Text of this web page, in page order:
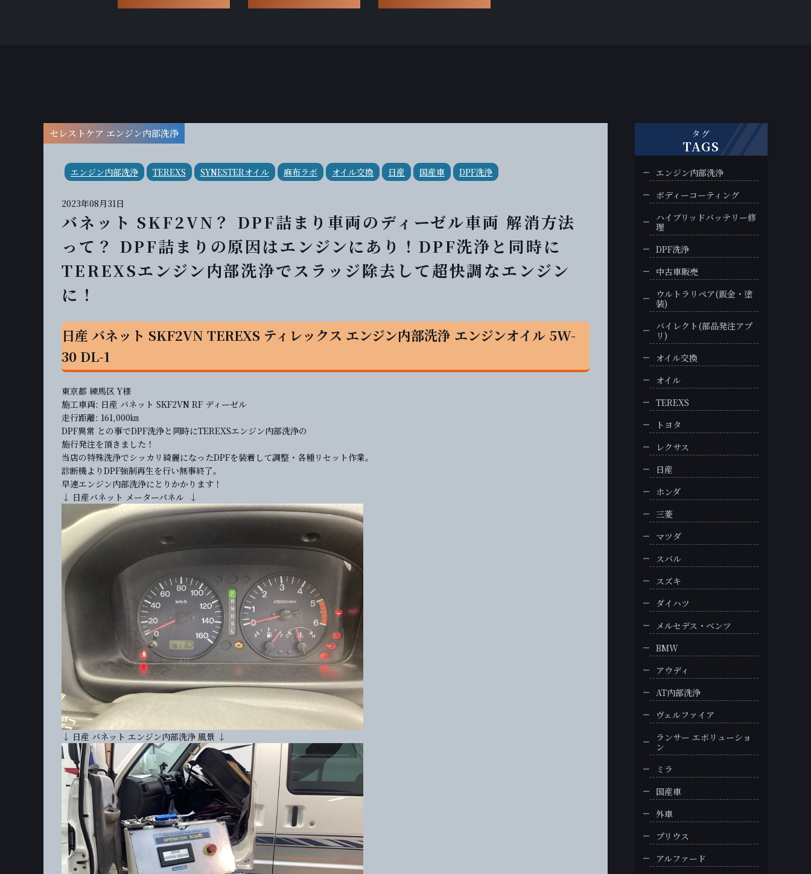
セレストケア エンジン内部洗浄
エンジン内部洗浄 TEREXS SYNESTERオイル 麻布ラボ オイル交換 日産 国産車 DPF洗浄
2023年08月31日
バネット SKF2VN？ DPF詰まり車両のディーゼル車両 解消方法
って？ DPF詰まりの原因はエンジンにあり！DPF洗浄と同時に
TEREXSエンジン内部洗浄でスラッジ除去して超快調なエンジン
に！
日産 バネット SKF2VN TEREXS ティレックス エンジン内部洗浄 エンジンオイル 5W-
30 DL-1
東京都 練馬区 Y様
施工車両: 日産 バネット SKF2VN RF ディーゼル
走行距離: 161,000㎞
DPF異常 との事でDPF洗浄と同時にTEREXSエンジン内部洗浄の
施行発注を頂きました！
当店の特殊洗浄でシッカリ綺麗になったDPFを装着して調整・各種リセット作業。
診断機よりDPF強制再生を行い無事終了。
早速エンジン内部洗浄にとりかかります！
↓ 日産バネット メーターパネル ↓
↓ 日産 バネット エンジン内部洗浄 風景 ↓
タグ
TAGS
エンジン内部洗浄
ボディーコーティング
ハイブリッドバッテリー修
理
DPF洗浄
中古車販売
ウルトラリペア(鈑金・塗
装)
バイレクト(部品発注アプ
リ)
オイル交換
オイル
TEREXS
トヨタ
レクサス
日産
ホンダ
三菱
マツダ
スバル
スズキ
ダイハツ
メルセデス・ベンツ
BMW
アウディ
AT内部洗浄
ヴェルファイア
ランサー エボリューショ
ン
ミラ
国産車
外車
プリウス
アルファード